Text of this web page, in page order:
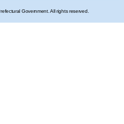
Government. All rights reserved.